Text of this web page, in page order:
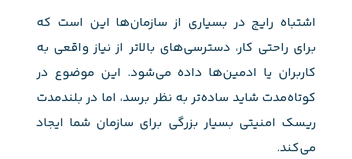
اشتباه رایج در بسیاری از سازمان‌ها این است که
برای راحتی کار، دسترسی‌های بالاتر از نیاز واقعی به
کاربران یا ادمین‌ها داده می‌شود. این موضوع در
کوتاه‌مدت شاید ساده‌تر به نظر برسد، اما در بلندمدت
ریسک امنیتی بسیار بزرگی برای سازمان شما ایجاد
می‌کند.